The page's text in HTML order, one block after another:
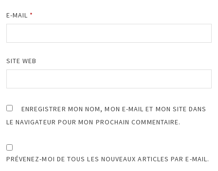
E-MAIL *
SITE WEB
ENREGISTRER MON NOM, MON E-MAIL ET MON SITE DANS
LE NAVIGATEUR POUR MON PROCHAIN COMMENTAIRE.
PRÉVENEZ-MOI DE TOUS LES NOUVEAUX ARTICLES PAR E-MAIL.